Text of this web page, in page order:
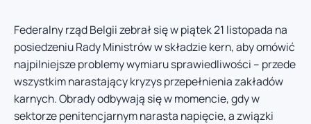
Federalny rząd Belgii zebrał się w piątek 21 listopada na
posiedzeniu Rady Ministrów w składzie kern, aby omówić
najpilniejsze problemy wymiaru sprawiedliwości – przede
wszystkim narastający kryzys przepełnienia zakładów
karnych. Obrady odbywają się w momencie, gdy w
sektorze penitencjarnym narasta napięcie, a związki